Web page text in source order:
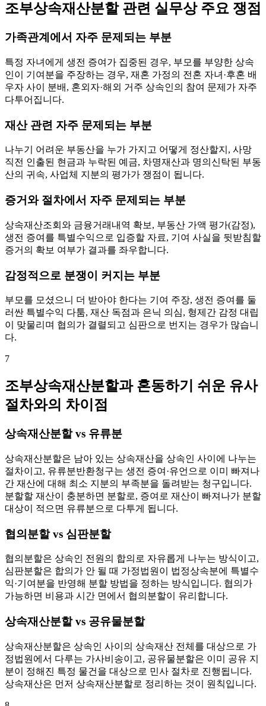
조부상속재산분할 관련 실무상 주요 쟁점
가족관계에서 자주 문제되는 부분
특정 자녀에게 생전 증여가 집중된 경우, 부모를 부양한 상속
인이 기여분을 주장하는 경우, 재혼 가정의 전혼 자녀·후혼 배
우자 사이 분배, 혼외자·해외 거주 상속인의 참여 문제가 자주
다투어집니다.
재산 관련 자주 문제되는 부분
나누기 어려운 부동산을 누가 가지고 어떻게 정산할지, 사망
직전 인출된 현금과 누락된 예금, 차명재산과 명의신탁된 부동
산의 귀속, 사업체 지분의 평가가 쟁점이 됩니다.
증거와 절차에서 자주 문제되는 부분
상속재산조회와 금융거래내역 확보, 부동산 가액 평가(감정),
생전 증여를 특별수익으로 입증할 자료, 기여 사실을 뒷받침할
증거의 확보 여부가 결과를 좌우합니다.
감정적으로 분쟁이 커지는 부분
부모를 모셨으니 더 받아야 한다는 기여 주장, 생전 증여를 둘
러싼 특별수익 다툼, 재산 독점과 은닉 의심, 형제간 감정 대립
이 맞물리며 협의가 결렬되고 심판으로 번지는 경우가 많습니
다.
7
조부상속재산분할과 혼동하기 쉬운 유사
절차와의 차이점
상속재산분할 vs 유류분
상속재산분할은 남아 있는 상속재산을 상속인 사이에 나누는
절차이고, 유류분반환청구는 생전 증여·유언으로 이미 빠져나
간 재산에 대해 최소 지분의 부족분을 돌려받는 청구입니다.
분할할 재산이 충분하면 분할로, 증여로 재산이 빠져나가 분할
대상이 적으면 유류분으로 다투게 됩니다.
협의분할 vs 심판분할
협의분할은 상속인 전원의 합의로 자유롭게 나누는 방식이고,
심판분할은 합의가 안 될 때 가정법원이 법정상속분에 특별수
익·기여분을 반영해 분할 방법을 정하는 방식입니다. 협의가
가능하면 비용과 시간 면에서 협의분할이 유리합니다.
상속재산분할 vs 공유물분할
상속재산분할은 상속인 사이의 상속재산 전체를 대상으로 가
정법원에서 다루는 가사비송이고, 공유물분할은 이미 공유 지
분이 정해진 특정 물건을 대상으로 민사 절차로 진행됩니다.
상속재산은 먼저 상속재산분할로 정리하는 것이 원칙입니다.